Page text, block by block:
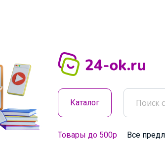
Каталог
Товары до 500р Все